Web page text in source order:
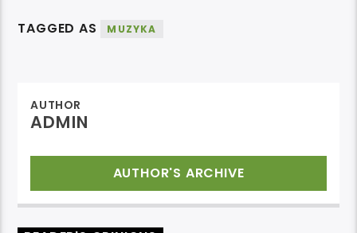
TAGGED AS MUZYKA
AUTHOR
ADMIN
AUTHOR'S ARCHIVE